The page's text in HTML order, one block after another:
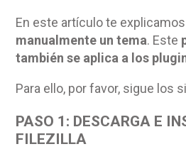
En este artículo te explicamos
manualmente un tema. Este
también se aplica a los
Para ello, por favor, sigue los
PASO 1: DESCARGA E
FILEZILLA